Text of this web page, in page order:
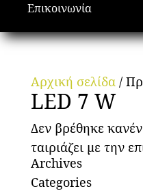
Επικοινωνία
Αρχική σελίδα/
LED 7 W
Δεν βρέθηκε
ταιριάζει με την
Archives
Categories